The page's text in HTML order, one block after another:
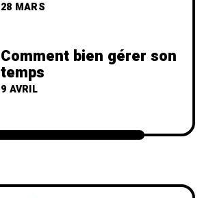
28 MARS
Comment bien gérer son
temps
9 AVRIL